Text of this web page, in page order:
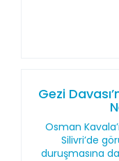
Gezi
Osman
Silivri’de
duruşmasına